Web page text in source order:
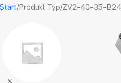
Start Produkt Typ ZV2-40-35-B24